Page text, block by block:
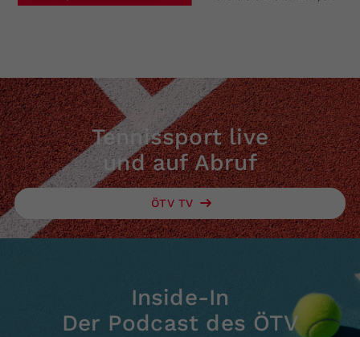
Tennissport live
und auf Abruf
ÖTV TV
Inside-In
Der Podcast des ÖTV